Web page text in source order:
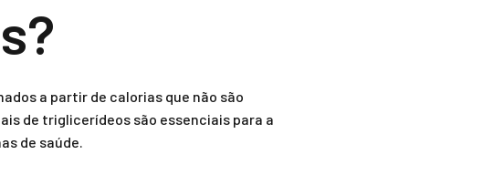
a partir de calorias que não são
de triglicerídeos são essenciais para a
de saúde.